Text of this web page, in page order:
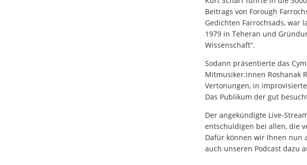
Beitrags von Forough
Gedichten Farrochsads, war
1979 in Teheran und
Wissenschaft“.
Sodann präsentierte das
Mitmusiker:innen Roshanak
Vertonungen, in
Das Publikum der gut
Der angekündigte Live-
entschuldigen bei allen, die
Dafür können wir Ihnen nun
auch unseren Podcast dazu